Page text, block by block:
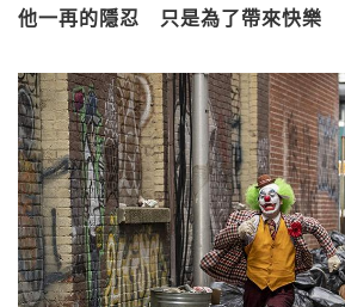
他一再的隱忍 只是為了帶來快樂